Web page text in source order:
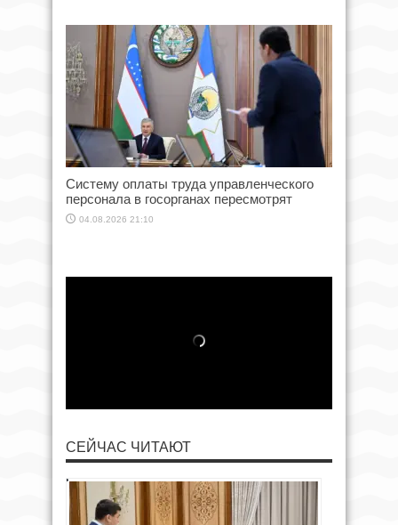
Систему оплаты труда управленческого
персонала в госорганах пересмотрят
04.08.2026 21:10
СЕЙЧАС ЧИТАЮТ